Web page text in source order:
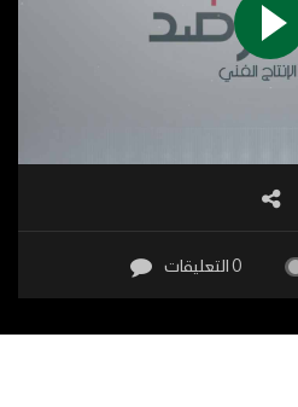
0 التعليقات